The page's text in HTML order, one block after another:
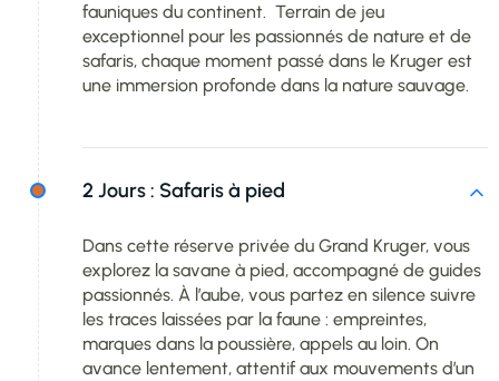
fauniques du continent. Terrain de jeu
exceptionnel pour les passionnés de nature et de
safaris, chaque moment passé dans le Kruger est
une immersion profonde dans la nature sauvage.
2 Jours : Safaris à pied
Dans cette réserve privée du Grand Kruger, vous
explorez la savane à pied, accompagné de guides
passionnés. À l’aube, vous partez en silence suivre
les traces laissées par la faune : empreintes,
marques dans la poussière, appels au loin. On
avance lentement, attentif aux mouvements d’un